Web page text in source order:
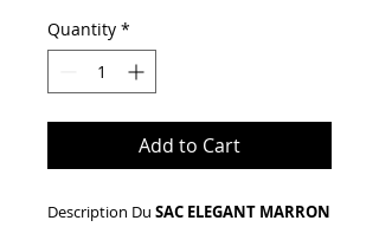
Quantity *
Add to Cart
Description Du SAC ELEGANT MARRON